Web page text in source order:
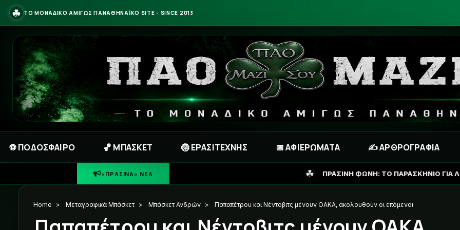
☘ ΤΟ ΜΟΝΑΔΙΚΟ ΑΜΙΓΩΣ ΠΑΝΑΘΗΝΑΪΚΟ SITE - SINCE 2013
⚽ ΠΟΔΟΣΦΑΙΡΟ 🏀 ΜΠΑΣΚΕΤ 🏐 ΕΡΑΣΙΤΕΧΝΗΣ 📅 ΑΦΙΕΡΩΜΑΤΑ ✍️ ΑΡΘΡΟΓΡΑΦΙΑ
«ΠΡΑΣΙΝΑ» ΝΕΑ ΠΡΑΣΙΝΗ ΦΩΝΗ: ΤΟ ΠΑΡΑΣΚΗΝΙΟ ΓΙΑ ΛΙΒΑΪ ΓΚΑΡΣΙΑ ΚΑΙ ΤΟ
Home > Μεταγραφικά Μπάσκετ > Μπάσκετ Ανδρών > Παπαπέτρου και Νέντοβιτς μένουν ΟΑΚΑ, ακολουθούν οι επόμενοι